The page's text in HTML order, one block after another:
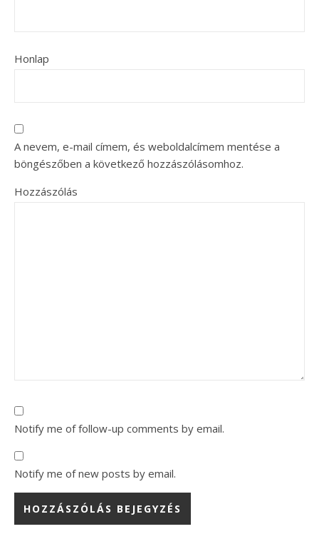
Honlap
A nevem, e-mail címem, és weboldalcímem mentése a
böngészőben a következő hozzászólásomhoz.
Hozzászólás
Notify me of follow-up comments by email.
Notify me of new posts by email.